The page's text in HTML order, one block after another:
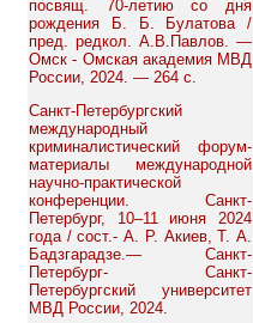
посвящ. 70-летию со дня
рождения Б. Б. Булатова /
пред. редкол. А.В.Павлов. —
Омск - Омская академия МВД
России, 2024. — 264 с.
Санкт-Петербургский
международный
криминалистический форум-
материалы международной
научно-практической
конференции. Санкт-
Петербург, 10–11 июня 2024
года / сост.- А. Р. Акиев, Т. А.
Бадзгарадзе.— Санкт-
Петербург- Санкт-
Петербургский университет
МВД России, 2024.